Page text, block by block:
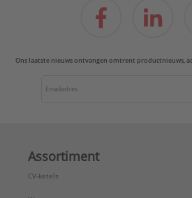
Ons laatste nieuws ontvangen omtrent productnieuws,
Assortiment
CV-ketels